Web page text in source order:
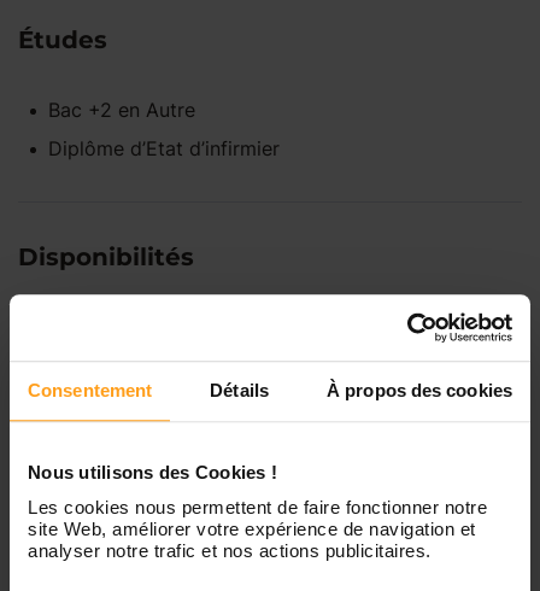
Consentement Détails À propos des cookies
Nous utilisons des Cookies !
Les cookies nous permettent de faire fonctionner notre
site Web, améliorer votre expérience de navigation et
analyser notre trafic et nos actions publicitaires.
Études
Bac +2 en Autre
Diplôme d’Etat d’infirmier
Disponibilités
Indisponible
Mardi
Mercredi Disponible de 00:00 à 00:30
Vous souhaitez connaître les
disponibilités de Bénédicte ?